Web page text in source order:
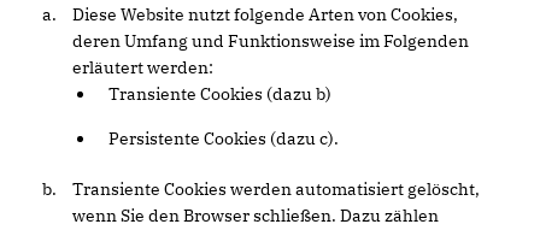
Diese Website nutzt folgende Arten von Cookies,
deren Umfang und Funktionsweise im Folgenden
erläutert werden:
Transiente Cookies (dazu b)
Persistente Cookies (dazu c).
Transiente Cookies werden automatisiert gelöscht,
wenn Sie den Browser schließen. Dazu zählen